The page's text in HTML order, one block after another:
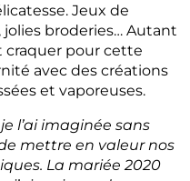
Jeux de
broderies… Autant
craquer pour cette
avec des créations
et vaporeuses.
l’ai imaginée sans
mettre en valeur nos
La mariée 2020